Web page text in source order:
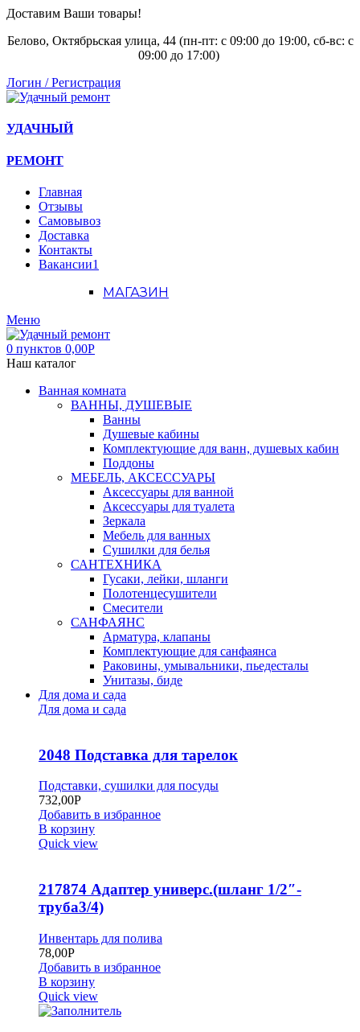
Доставим Ваши товары!
Белово, Октябрьская улица, 44 (пн-пт: с 09:00 до 19:00, сб-вс: с
09:00 до 17:00)
Логин / Регистрация
УДАЧНЫЙ
РЕМОНТ
Главная
Отзывы
Самовывоз
Доставка
Контакты
Вакансии1
МАГАЗИН
Меню
0 пунктов 0,00Р
Наш каталог
Ванная комната
ВАННЫ, ДУШЕВЫЕ
Ванны
Душевые кабины
Комплектующие для ванн, душевых кабин
Поддоны
МЕБЕЛЬ, АКСЕССУАРЫ
Аксессуары для ванной
Аксессуары для туалета
Зеркала
Мебель для ванных
Сушилки для белья
САНТЕХНИКА
Гусаки, лейки, шланги
Полотенцесушители
Смесители
САНФАЯНС
Арматура, клапаны
Комплектующие для санфаянса
Раковины, умывальники, пьедесталы
Унитазы, биде
Для дома и сада
Для дома и сада
2048 Подставка для тарелок
Подставки, сушилки для посуды
732,00Р
Добавить в избранное
В корзину
Quick view
217874 Адаптер универс.(шланг 1/2″-
труба3/4)
Инвентарь для полива
78,00Р
Добавить в избранное
В корзину
Quick view